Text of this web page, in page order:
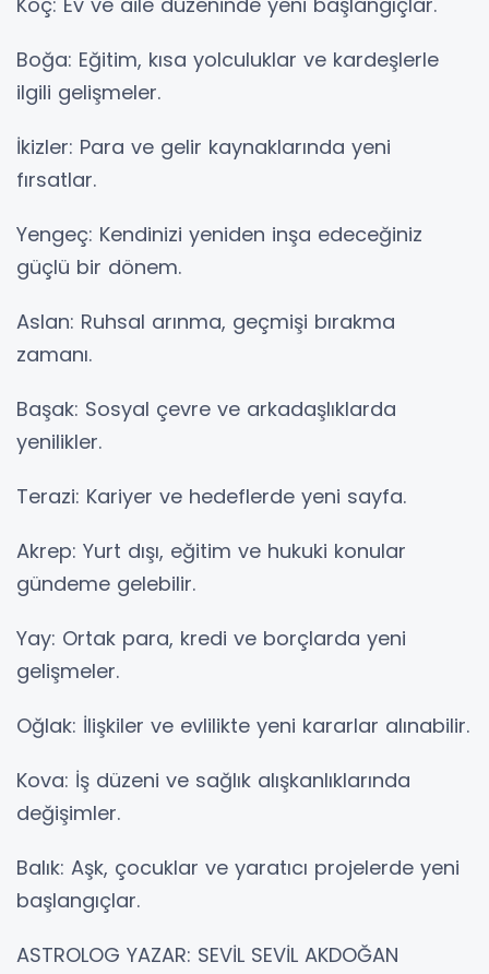
Boğa: Eğitim, kısa yolculuklar ve kardeşlerle
ilgili gelişmeler.
İkizler: Para ve gelir kaynaklarında yeni
fırsatlar.
Yengeç: Kendinizi yeniden inşa edeceğiniz
güçlü bir dönem.
Aslan: Ruhsal arınma, geçmişi bırakma
zamanı.
Başak: Sosyal çevre ve arkadaşlıklarda
yenilikler.
Terazi: Kariyer ve hedeflerde yeni sayfa.
Akrep: Yurt dışı, eğitim ve hukuki konular
gündeme gelebilir.
Yay: Ortak para, kredi ve borçlarda yeni
gelişmeler.
Oğlak: İlişkiler ve evlilikte yeni kararlar alınabilir.
Kova: İş düzeni ve sağlık alışkanlıklarında
değişimler.
Balık: Aşk, çocuklar ve yaratıcı projelerde yeni
başlangıçlar.
ASTROLOG YAZAR: SEVİL SEVİL AKDOĞAN